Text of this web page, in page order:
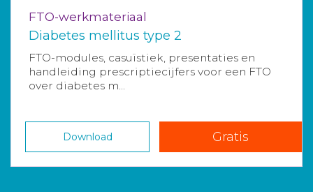
FTO-werkmateriaal
Diabetes mellitus type 2
FTO-modules, casuïstiek, presentaties en
handleiding prescriptiecijfers voor een FTO
over diabetes m...
Download Gratis